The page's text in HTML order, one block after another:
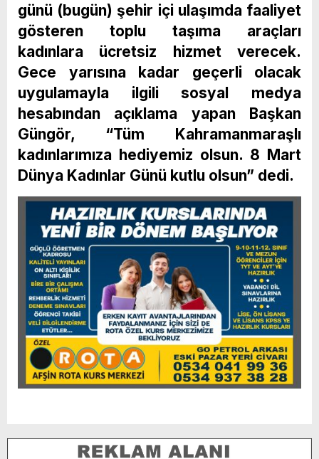
günü (bugün) şehir içi ulaşımda faaliyet
gösteren toplu taşıma araçları
kadınlara ücretsiz hizmet verecek.
Gece yarısına kadar geçerli olacak
uygulamayla ilgili sosyal medya
hesabından açıklama yapan Başkan
Güngör, “Tüm Kahramanmaraşlı
kadınlarımıza hediyemiz olsun. 8 Mart
Dünya Kadınlar Günü kutlu olsun” dedi.